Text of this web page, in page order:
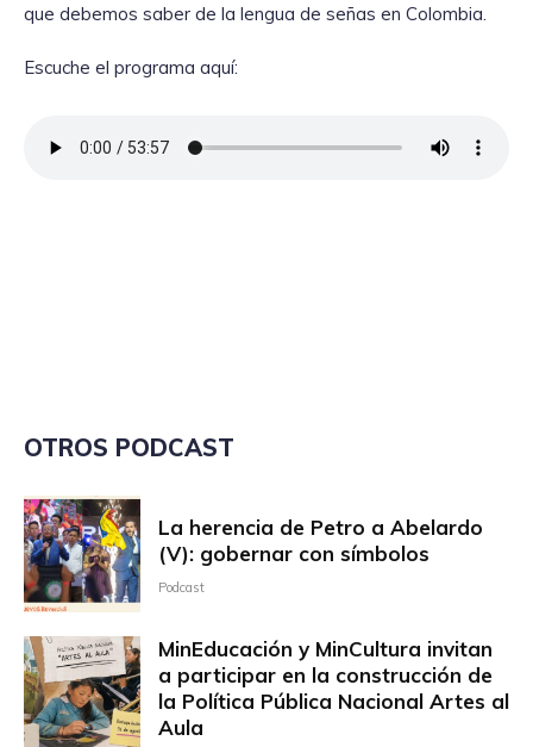
que debemos saber de la lengua de señas en Colombia.
Escuche el programa aquí:
OTROS PODCAST
La herencia de Petro a Abelardo
(V): gobernar con símbolos
Podcast
MinEducación y MinCultura invitan
a participar en la construcción de
la Política Pública Nacional Artes al
Aula